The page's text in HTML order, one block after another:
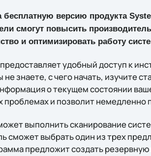
бесплатную версию продукта
смогут повысить
и оптимизировать работу
удобный доступ к
знаете, с чего начать, изучите
о текущем состоянии
и позволит немедленно
выполнить сканирование
сможет выбрать один из трех
предложит создать